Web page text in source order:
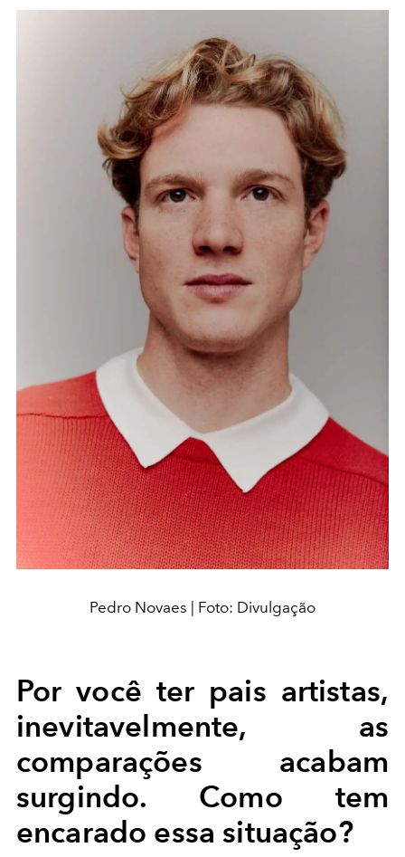
Pedro Novaes | Foto: Divulgação
Por você ter pais artistas,
inevitavelmente, as
comparações acabam
surgindo. Como tem
encarado essa situação?